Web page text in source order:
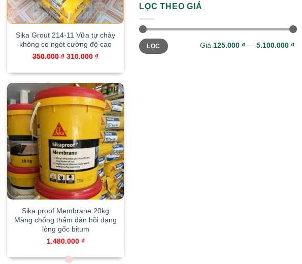
Sika Grout 214-11 Vữa tự chảy
không co ngót cường độ cao
350.000₫ Original
price
350.000 ₫.
310.000₫Current
price
310.000 ₫.
Sika proof Membrane 20kg
Màng chống thấm đàn hồi dạng
lỏng gốc bitum
1.480.000 ₫
LỌC THEO GIÁ
Giá
thấp
nhất
Giá
cao
nhất
LỌC Giá 125.000 ₫ — 5.100.000 ₫